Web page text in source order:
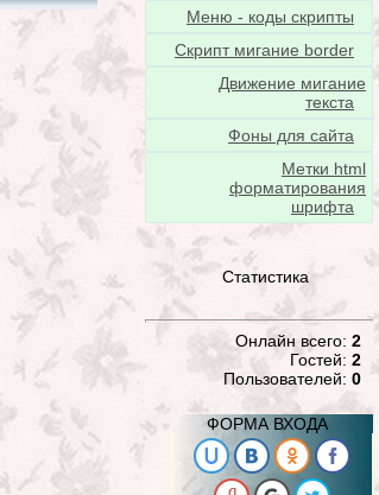
Меню - коды скрипты
Скрипт мигание border
Движение мигание
текста
Фоны для сайта
Метки html
форматирования
шрифта
Статистика
Онлайн всего: 2
Гостей: 2
Пользователей: 0
ФОРМА ВХОДА